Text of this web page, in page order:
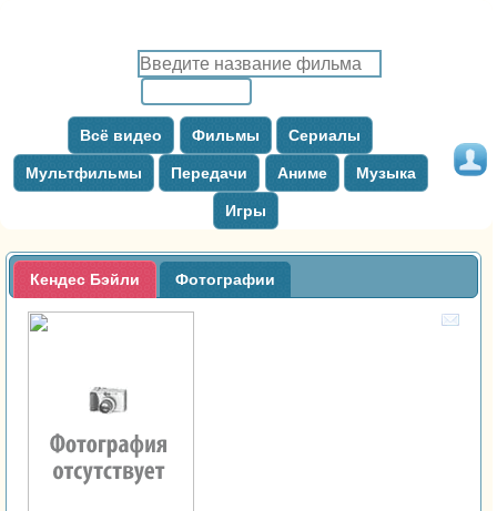
Всё видео Фильмы Сериалы
Мультфильмы Передачи Аниме Музыка
Игры
Кендес Бэйли Фотографии